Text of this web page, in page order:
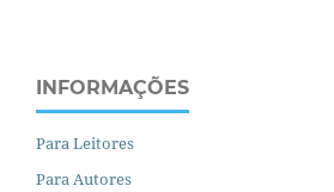
INFORMAÇÕES
Para Leitores
Para Autores